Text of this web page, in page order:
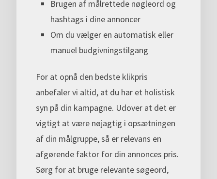
Brugen af målrettede nøgleord og
hashtags i dine annoncer
Om du vælger en automatisk eller
manuel budgivningstilgang
For at opnå den bedste klikpris
anbefaler vi altid, at du har et holistisk
syn på din kampagne. Udover at det er
vigtigt at være nøjagtig i opsætningen
af din målgruppe, så er relevans en
afgørende faktor for din annonces pris.
Sørg for at bruge relevante søgeord,